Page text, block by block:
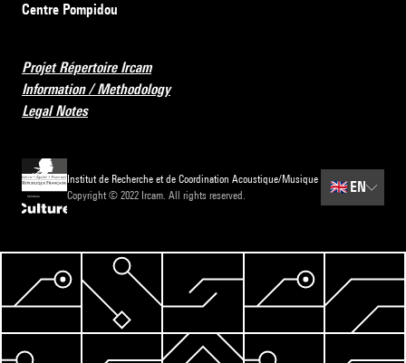
Centre Pompidou
Projet Répertoire Ircam
Information / Methodology
Legal Notes
Institut de Recherche et de Coordination Acoustique/Musique
Copyright © 2022 Ircam. All rights reserved.
🇬🇧 EN